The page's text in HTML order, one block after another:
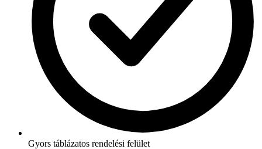
Gyors táblázatos rendelési felület